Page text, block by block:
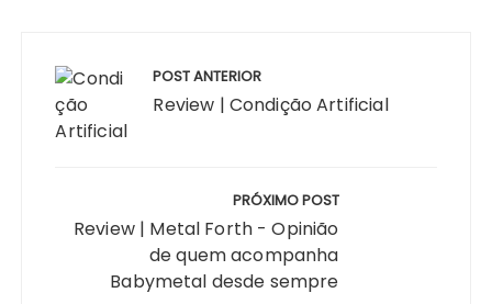
Post
POST ANTERIOR
Review | Condição Artificial
PRÓXIMO POST
Review | Metal Forth - Opinião
de quem acompanha
Babymetal desde sempre